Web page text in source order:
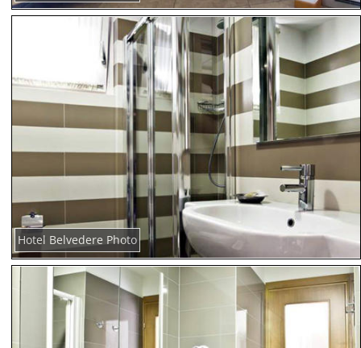
Hotel Belvedere Photo